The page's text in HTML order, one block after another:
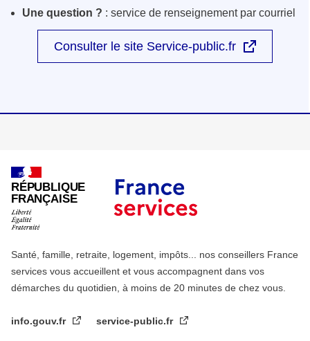
Une question ? : service de renseignement par courriel
Consulter le site Service-public.fr
RÉPUBLIQUE
FRANÇAISE
Santé, famille, retraite, logement, impôts... nos conseillers France
services vous accueillent et vous accompagnent dans vos
démarches du quotidien, à moins de 20 minutes de chez vous.
info.gouv.fr service-public.fr